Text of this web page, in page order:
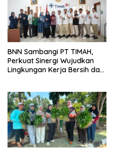
BNN Sambangi PT TIMAH,
Perkuat Sinergi Wujudkan
Lingkungan Kerja Bersih dari